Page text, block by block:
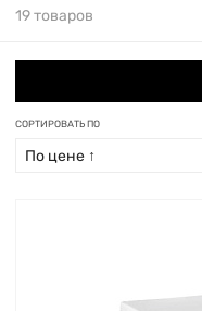
19 товаров
СОРТИРОВАТЬ ПО
По цене ↑